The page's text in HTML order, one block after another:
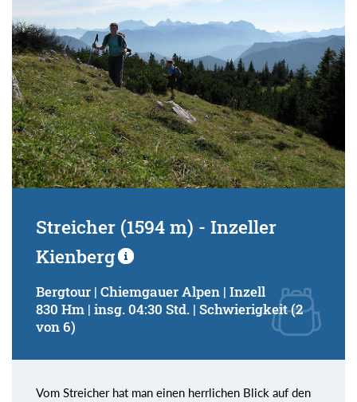
Streicher (1594 m) - Inzeller
Kienberg
Bergtour | Chiemgauer Alpen | Inzell
830 Hm | insg. 04:30 Std. | Schwierigkeit (2
von 6)
Vom Streicher hat man einen herrlichen Blick auf den